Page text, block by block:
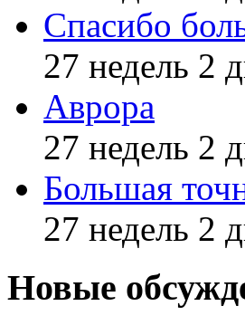
Спасибо
27 недель 2
Аврора
27 недель 2
Большая
27 недель 2
Новые